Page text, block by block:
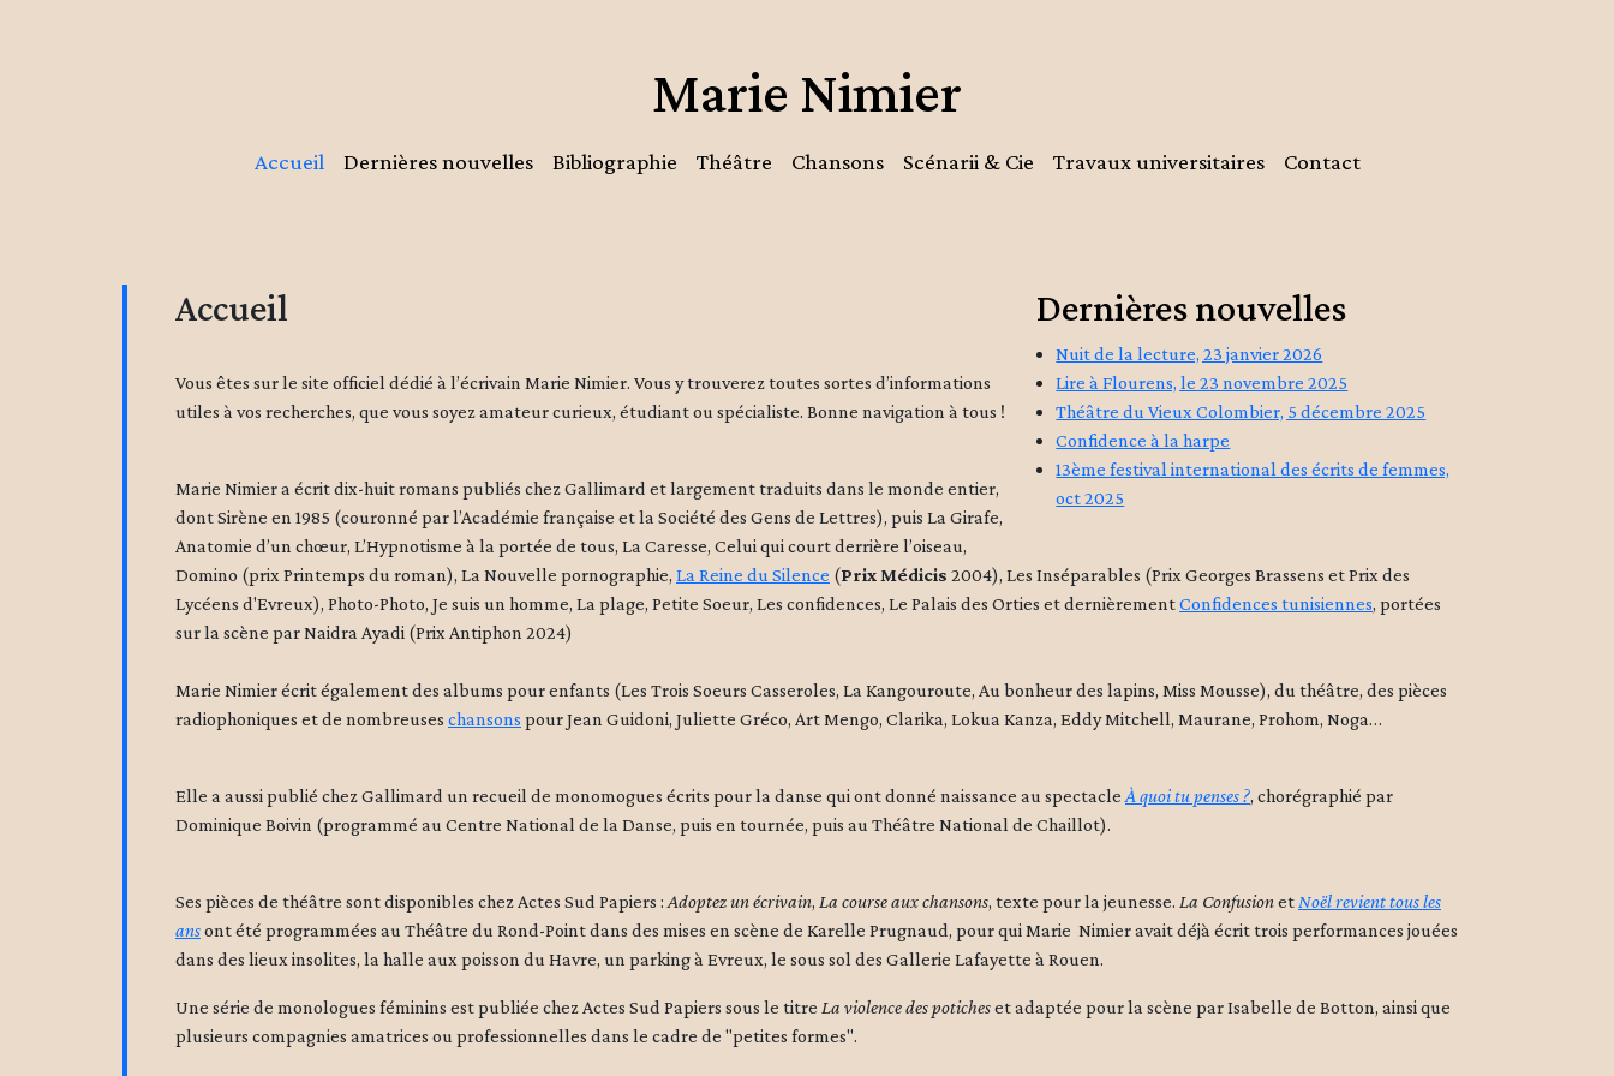
Marie Nimier
Accueil Dernières nouvelles Bibliographie Théâtre Chansons Scénarii & Cie Travaux universitaires Contact
Dernières nouvelles
Nuit de la lecture, 23 janvier 2026
Lire à Flourens, le 23 novembre 2025
Théâtre du Vieux Colombier, 5 décembre 2025
Confidence à la harpe
13ème festival international des écrits de femmes,
oct 2025
Accueil
Vous êtes sur le site officiel dédié à l’écrivain Marie Nimier. Vous y trouverez toutes sortes d’informations
utiles à vos recherches, que vous soyez amateur curieux, étudiant ou spécialiste. Bonne navigation à tous !
Marie Nimier a écrit dix-huit romans publiés chez Gallimard et largement traduits dans le monde entier,
dont Sirène en 1985 (couronné par l’Académie française et la Société des Gens de Lettres), puis La Girafe,
Anatomie d’un chœur, L’Hypnotisme à la portée de tous, La Caresse, Celui qui court derrière l’oiseau,
Domino (prix Printemps du roman), La Nouvelle pornographie, La Reine du Silence (Prix Médicis 2004), Les Inséparables (Prix Georges Brassens et Prix des
Lycéens d'Evreux), Photo-Photo, Je suis un homme, La plage, Petite Soeur, Les confidences, Le Palais des Orties et dernièrementConfidences tunisiennes, portées
sur la scène par Naidra Ayadi (Prix Antiphon 2024)
Marie Nimier écrit également des albums pour enfants (Les Trois Soeurs Casseroles, La Kangouroute, Au bonheur des lapins, Miss Mousse), du théâtre, des pièces
radiophoniques et de nombreuses chansons pour Jean Guidoni, Juliette Gréco, Art Mengo, Clarika, Lokua Kanza, Eddy Mitchell, Maurane, Prohom, Noga…
Elle a aussi publié chez Gallimard un recueil de monomogues écrits pour la danse qui ont donné naissance au spectacle À quoi tu penses ?, chorégraphié par
Dominique Boivin (programmé au Centre National de la Danse, puis en tournée, puis au Théâtre National de Chaillot).
Ses pièces de théâtre sont disponibles chez Actes Sud Papiers : Adoptez un écrivain, La course aux chansons, texte pour la jeunesse. La Confusionet Noël revient tous les
ansont été programmées au Théâtre du Rond-Point dans des mises en scène de Karelle Prugnaud, pour qui Marie Nimier avait déjà écrit trois performances jouées
dans des lieux insolites, la halle aux poisson du Havre, un parking à Evreux, le sous sol des Gallerie Lafayette à Rouen.
Une série de monologues féminins est publiée chez Actes Sud Papiers sous le titre La violence des poticheset adaptée pour la scène par Isabelle de Botton, ainsi que
plusieurs compagnies amatrices ou professionnelles dans le cadre de "petites formes".